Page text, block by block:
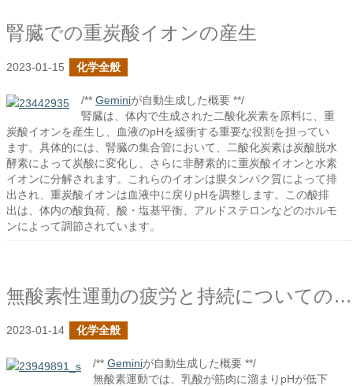
腎臓での重炭酸イオンの産生
2023-01-15 化学全般
/** Geminiが自動生成した概要 **/
腎臓は、体内で生成された二酸化炭素を原料に、重
炭酸イオンを産生し、血液のpHを緩衝する重要な役割を担ってい
ます。具体的には、腎臓の集合管において、二酸化炭素は炭酸脱水
酵素によって炭酸に変化し、さらに非酵素的に重炭酸イオンと水素
イオンに分解されます。これらのイオンは膜タンパク質によって排
出され、重炭酸イオンは血液中に戻りpHを調整します。この酸排
出は、体内の酸負荷、酸・塩基平衡、アルドステロンなどのホルモ
ンによって調節されています。
無酸素性運動の疲労と持続についての続き
2023-01-14 化学全般
/** Geminiが自動生成した概要 **/
無酸素運動では、乳酸が筋肉に溜まりpHが低下